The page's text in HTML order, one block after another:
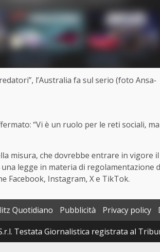
l’Australia fa sul serio (foto Ansa-
“Vi è un ruolo per le reti sociali, ma
misura, che dovrebbe entrare in vigore il
legge in materia di regolamentazione
Facebook, Instagram, X e TikTok.
Quotidiano Pubblicità Privacy policy
Testata Giornalistica registrata al